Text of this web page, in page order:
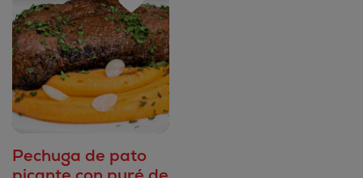
Pechuga de pato